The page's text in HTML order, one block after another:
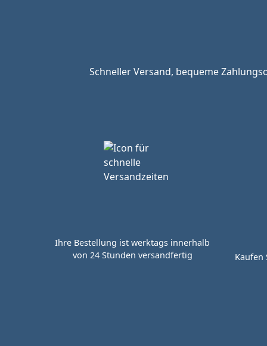
Schneller Versand, bequeme
Ihre Bestellung ist werktags innerhalb
von 24 Stunden versandfertig
Kaufen